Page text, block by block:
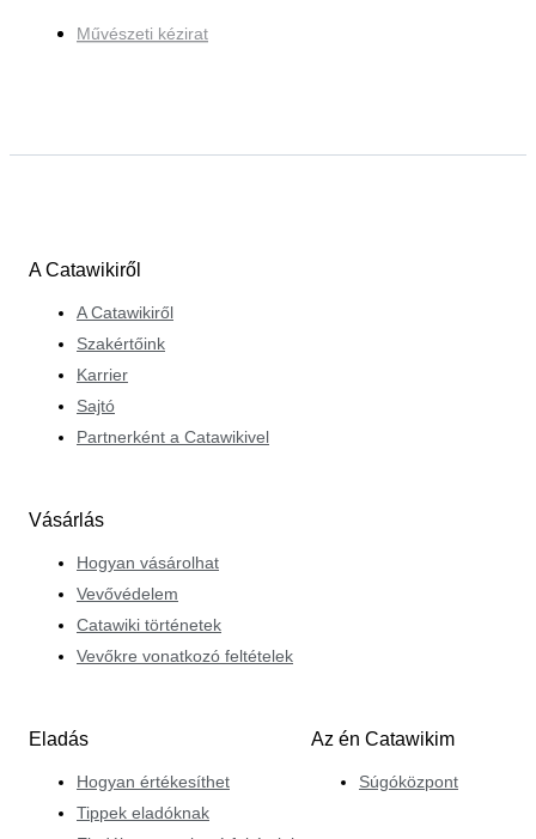
Művészeti kézirat
A Catawikiről
A Catawikiről
Szakértőink
Karrier
Sajtó
Partnerként a Catawikivel
Vásárlás
Hogyan vásárolhat
Vevővédelem
Catawiki történetek
Vevőkre vonatkozó feltételek
Eladás
Hogyan értékesíthet
Tippek eladóknak
Az én Catawikim
Súgóközpont